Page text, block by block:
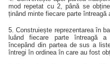
mod repetat cu 2, până se
ținând minte fiecare parte întreagă
5. Construiește reprezentarea în
luând fiecare parte întreagă a
începând din partea de sus a
întregi în ordinea în care au fost